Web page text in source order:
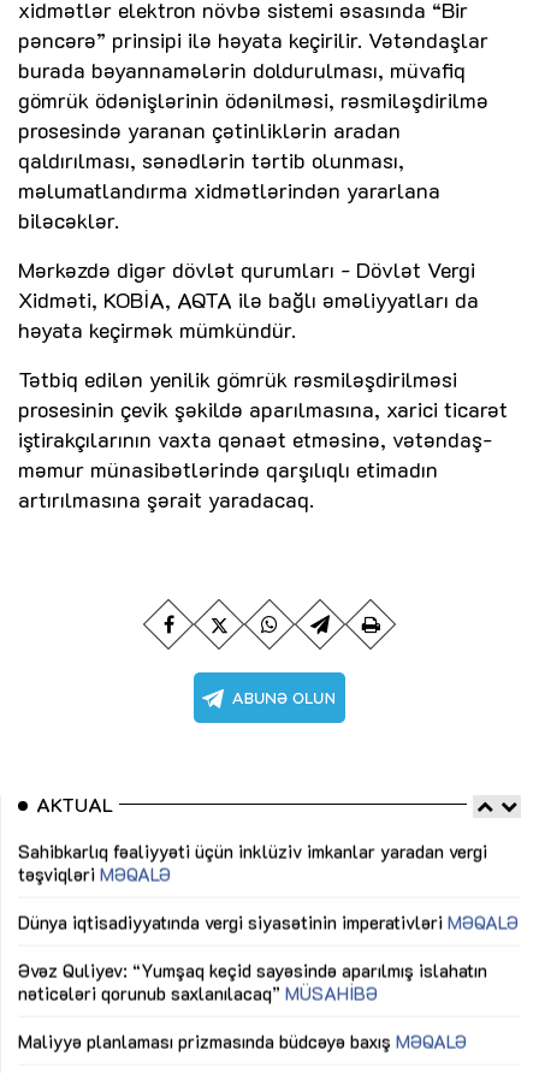
xidmətlər elektron növbə sistemi əsasında “Bir
pəncərə” prinsipi ilə həyata keçirilir. Vətəndaşlar
burada bəyannamələrin doldurulması, müvafiq
gömrük ödənişlərinin ödənilməsi, rəsmiləşdirilmə
prosesində yaranan çətinliklərin aradan
qaldırılması, sənədlərin tərtib olunması,
məlumatlandırma xidmətlərindən yararlana
biləcəklər.
Mərkəzdə digər dövlət qurumları - Dövlət Vergi
Xidməti, KOBİA, AQTA ilə bağlı əməliyyatları da
həyata keçirmək mümkündür.
Tətbiq edilən yenilik gömrük rəsmiləşdirilməsi
prosesinin çevik şəkildə aparılmasına, xarici ticarət
iştirakçılarının vaxta qənaət etməsinə, vətəndaş-
məmur münasibətlərində qarşılıqlı etimadın
artırılmasına şərait yaradacaq.
AKTUAL
Sahibkarlıq fəaliyyəti üçün inklüziv imkanlar yaradan vergi
təşviqləri MƏQALƏ
Dünya iqtisadiyyatında vergi siyasətinin imperativləri MƏQALƏ
Əvəz Quliyev: “Yumşaq keçid sayəsində aparılmış islahatın
nəticələri qorunub saxlanılacaq” MÜSAHİBƏ
Maliyyə planlaması prizmasında büdcəyə baxış MƏQALƏ